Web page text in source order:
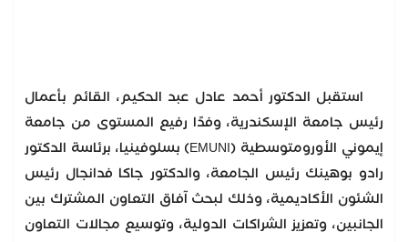
استقبل الدكتور أحمد عادل عبد الحكيم، القائم بأعمال
رئيس جامعة الإسكندرية، وفدًا رفيع المستوى من جامعة
إيموني الأورومتوسطية (EMUNI) بسلوفينيا، برئاسة الدكتور
رادو بوهينك رئيس الجامعة، والدكتور جاكا فدانجال رئيس
الشئون الأكاديمية، وذلك لبحث آفاق التعاون المشترك بين
الجانبين، وتعزيز الشراكات الدولية، وتوسيع مجالات التعاون